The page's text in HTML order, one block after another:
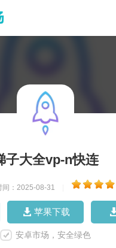
子大全vp-n快连
间：2025-08-31
苹果下载
安卓市场，安全绿色